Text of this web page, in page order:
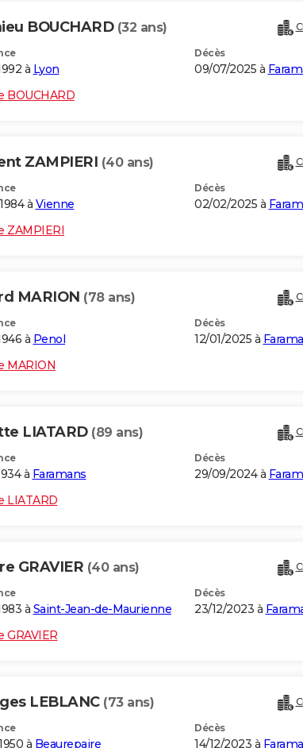
BOUCHARD (32 ans)
à Lyon
Décès
09/07/2025 à
BOUCHARD
ZAMPIERI (40 ans)
à Vienne
Décès
02/02/2025 à
ZAMPIERI
MARION (78 ans)
à Penol
Décès
12/01/2025 à
MARION
LIATARD (89 ans)
à Faramans
Décès
29/09/2024 à
LIATARD
GRAVIER (40 ans)
à Saint-Jean-de-Maurienne
Décès
23/12/2023 à
GRAVIER
LEBLANC (73 ans)
à Beaurepaire
Décès
14/12/2023 à